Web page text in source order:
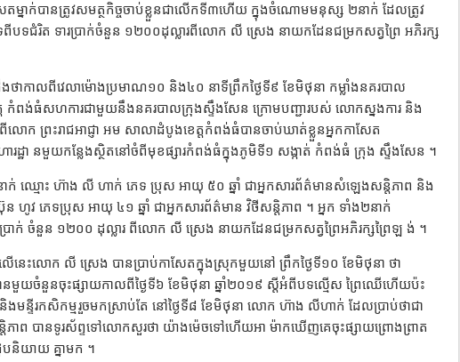
ែតម្នាក់បានត្រូវសមត្ថកិច្ចចាប់ខ្លួនជាលើកទី៣ហើយ ក្នុងចំណោមមនុស្ស ២នាក់ ដែលត្រូវ
បទជំរិត ទារប្រាក់ចំនួន ១២០០ដុល្លារពីលោក លី ស្រេង នាយកដែនជម្រកសត្វព្រៃ អភិរក្ស
ថាកាលពីវេលាម៉ោងប្រមាណ១០ និង៤០ នាទីព្រឹកថ្ងៃទី៩ ខែមិថុនា កម្លាំងនគរបាល
កំពង់ធំសហការជាមួយនឹងនគរបាលក្រុងស្ទឹងសែន ក្រោមបញ្ជារបស់ លោកស្នងការ និង
ោក ព្រះរាជអាជ្ញា អម សាលាដំបូងខេត្តកំពង់ធំបានចាប់ឃាត់ខ្លួនអ្នកកាសែត
រដ្ឋា នមួយកន្លែងស្ថិតនៅចំពីមុខផ្សារកំពង់ធំក្នុងភូមិទី១ សង្កាត់ កំពង់ធំ ក្រុង ស្ទឹងសែន ។
ក់ ឈ្មោះ ហ៊ាង លី ហាក់ ភេទ ប្រុស អាយុ ៥០ ឆ្នាំ ជាអ្នកសារព័ត៌មានសំឡេងសន្តិភាព និង
ន ហូវ ភេទប្រុស អាយុ ៤១ ឆ្នាំ ជាអ្នកសារព័ត៌មាន វិថីសន្តិភាព ។ អ្នក ទាំង២នាក់
រាក់ ចំនួន ១២០០ ដុល្លារ ពីលោក លី ស្រេង នាយកដែនជម្រកសត្វព្រៃអភិរក្សព្រៃឡ ង់ ។
នេះលោក លី ស្រេង បានប្រាប់កាសែតក្នុងស្រុកមួយនៅ ព្រឹកថ្ងៃទី១០ ខែមិថុនា ថា
មួយចំនួនចុះផ្សាយកាលពីថ្ងៃទី៦ ខែមិថុនា ឆ្នាំ២០១៩ ស្តីអំពីបទល្មើស ព្រៃឈើហើយប៉ះ
ងមន្ទីរកសិកម្មរួចមកស្រាប់តែ នៅថ្ងៃទី៨ ខែមិថុនា លោក ហ៊ាង លីហាក់ ដែលប្រាប់ថាជា
ភាព បានទូរស័ព្ទទៅលោកសួរថា យ៉ាងម៉េចទៅហើយអា ម៉ាកឃើញគេចុះផ្សាយព្រោងព្រាត
និយាយ គ្នាមក ។